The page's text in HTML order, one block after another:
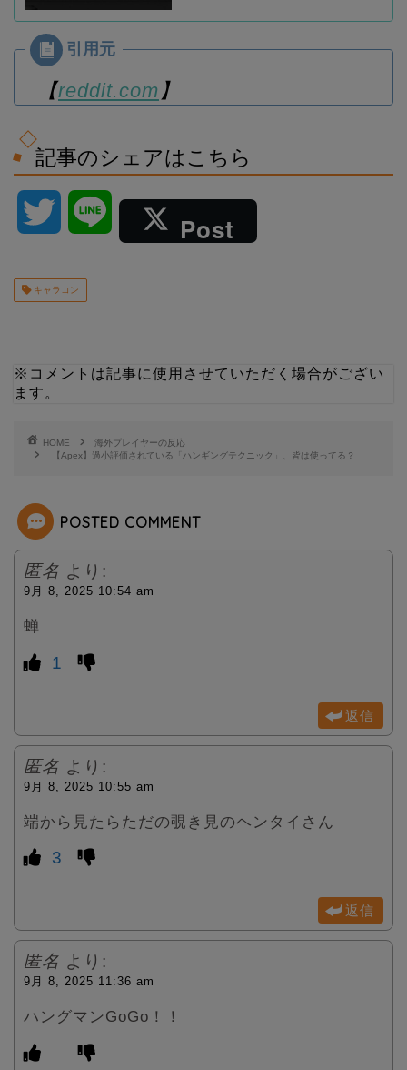
【reddit.com 】
記事のシェアはこちら
i
Post
キャラコン
※コメントは記事に使用させていただく場合がござい
ます。
HOME
海外プレイヤーの反応
【Apex】過小評価されている「ハンギングテクニック」、皆は使ってる？
POSTED COMMENT
匿名 より:
9月 8, 2025 10:54 am
蝉
1
返信
匿名 より:
9月 8, 2025 10:55 am
端から見たらただの覗き見のヘンタイさん
3
返信
匿名 より:
9月 8, 2025 11:36 am
ハングマンGoGo！！